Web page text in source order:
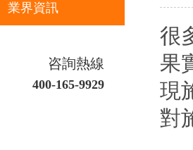
業界資訊
咨詢熱線
400-165-9929
很
果
現
對